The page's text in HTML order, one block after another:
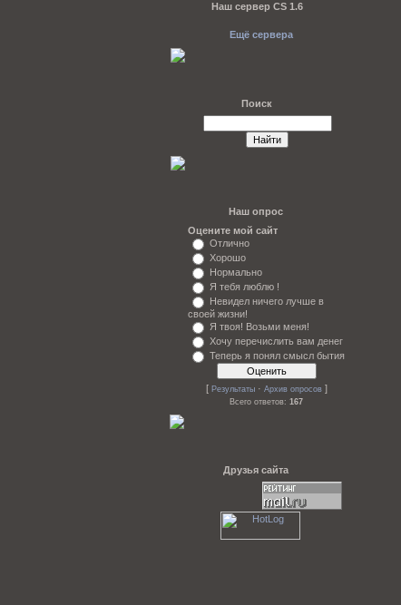
Наш сервер CS 1.6
Ещё сервера
Поиск
Наш опрос
Оцените мой сайт
Отлично
Хорошо
Нормально
Я тебя люблю !
Невидел ничего лучше в
своей жизни!
Я твоя! Возьми меня!
Хочу перечислить вам денег
Теперь я понял смысл бытия
[ Результаты· Архив опросов]
Всего ответов: 167
Друзья сайта